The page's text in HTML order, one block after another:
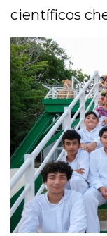
científicos